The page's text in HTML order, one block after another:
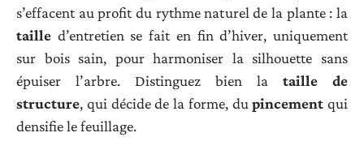
s’effacent au profit du rythme naturel de la plante : la
taille d’entretien se fait en fin d’hiver, uniquement
sur bois sain, pour harmoniser la silhouette sans
épuiser l’arbre. Distinguez bien la taille de
structure, qui décide de la forme, dupincement qui
densifie le feuillage.